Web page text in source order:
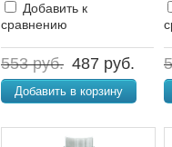
Добавить к
сравнению
553 руб. 487 руб.
Добавить в корзину